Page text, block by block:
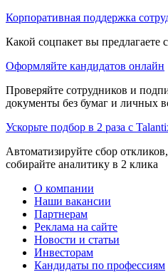
Корпоративная поддержка
Какой соцпакет вы предлагаете
Оформляйте кандидатов онлайн
Проверяйте сотрудников и
документы без бумаг и личных
Ускорьте подбор в 2 раза с
Автоматизируйте сбор
собирайте аналитику в 2 клика
О компании
Наши вакансии
Партнерам
Реклама на сайте
Новости и статьи
Инвесторам
Кандидаты по профессиям